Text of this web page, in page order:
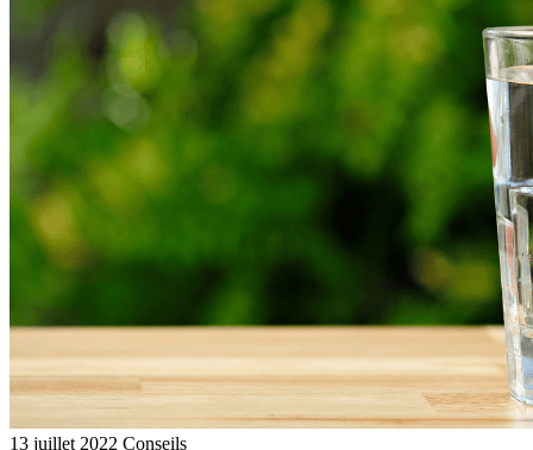
13 juillet 2022 Conseils